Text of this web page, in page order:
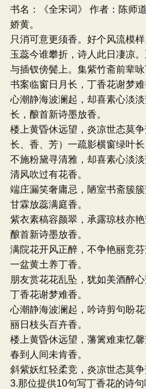
书名：《全宋词》 作者：陈师
娇黄。
只消可意更须香。好个风流模样
玉蕊今谁攀折，诗人此日凄凉。
与插钗傍鬓上。集紫竹斋前辈咏
书案临窗日月长，丁香花谢梦难
心潮静海波澜起，却喜素心淡
长，酿首新诗墨放香。
楼上黄昏休远望，炎凉世态莫
长、香、芳）一疏影横窗绿叶长
不施粉黛寻清雅，却喜素心淡
清风吹过有花香。
端庄漏笑奢庸忌，陋室书斋簇
甘霖放蕊满庭香。
紫衣素稿容颜翠，承露琼枝亦
酿首新诗墨放香。
满院花开风正醉，不争艳丽竞
一盆黄土养丁香。
朋友赏花花乱坠，犹如美酒醉
丁香花谢梦难香。
心潮静海波澜起，吟诗剪句盼
丽日枝头百卉香。
楼上黄昏休远望，藩篱难束忆
春到人间未肯香。
斜紫妖红轻柔竞，炎凉世态莫争
3.那位提供10句写丁香花的诗句